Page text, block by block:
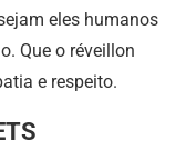
eles humanos
Que o réveillon
e respeito.